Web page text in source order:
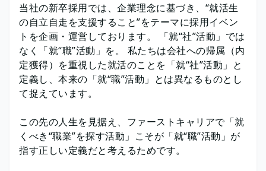
当社の新卒採用では、企業理念に基づき、“就活生
の自立自走を支援すること”をテーマに採用イベン
トを企画・運営しております。 「就“社”活動」では
なく「就“職”活動」を。 私たちは会社への帰属（内
定獲得）を重視した就活のことを「就“社”活動」と
定義し、本来の「就“職”活動」とは異なるものとし
て捉えています。
この先の人生を見据え、ファーストキャリアで「就
くべき“職業”を探す活動」こそが「就“職”活動」が
指す正しい定義だと考えるためです。